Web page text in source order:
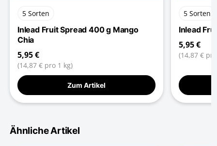
5 Sorten
Inlead Fruit Spread 400 g Mango
Chia
5,95 €
(14,87 € pro 1 kg)
Zum Artikel
5 Sorten
Inlead
5,95 €
(14,87 €
Ähnliche Artikel